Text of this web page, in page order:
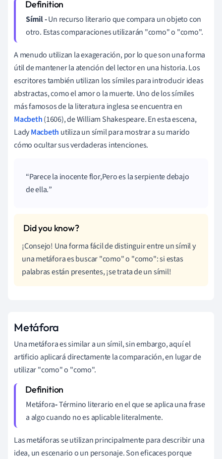
Símil-Un recurso literario que compara un objeto con
otro. Estas comparaciones utilizarán "como" o "como".
A menudo utilizan la exageración, por lo que son una forma
útil de mantener la atención del lector en una historia. Los
escritores también utilizan los símiles para introducir ideas
abstractas, como el amor o la muerte. Uno de los símiles
más famosos de la literatura inglesa se encuentra en
Macbeth(1606), de William Shakespeare.En esta escena,
LadyMacbeth utiliza un símil para mostrar a su marido
cómo ocultar sus verdaderas intenciones.
Parece la inocente flor,Pero es la serpiente debajo
de ella.
¡Consejo! Una forma fácil de distinguir entre un símil y
una metáfora es buscar "como" o "como": si estas
palabras están presentes, ¡se trata de un símil!
Metáfora
Una metáfora es similar a un símil, sin embargo, aquí el
artificio aplicará directamente la comparación, en lugar de
utilizar "como" o "como".
Metáfora-Término literario en el que se aplica una frase
a algo cuando no es aplicable literalmente.
Las metáforas se utilizan principalmente para describir una
idea, un escenario o un personaje. Son eficaces porque